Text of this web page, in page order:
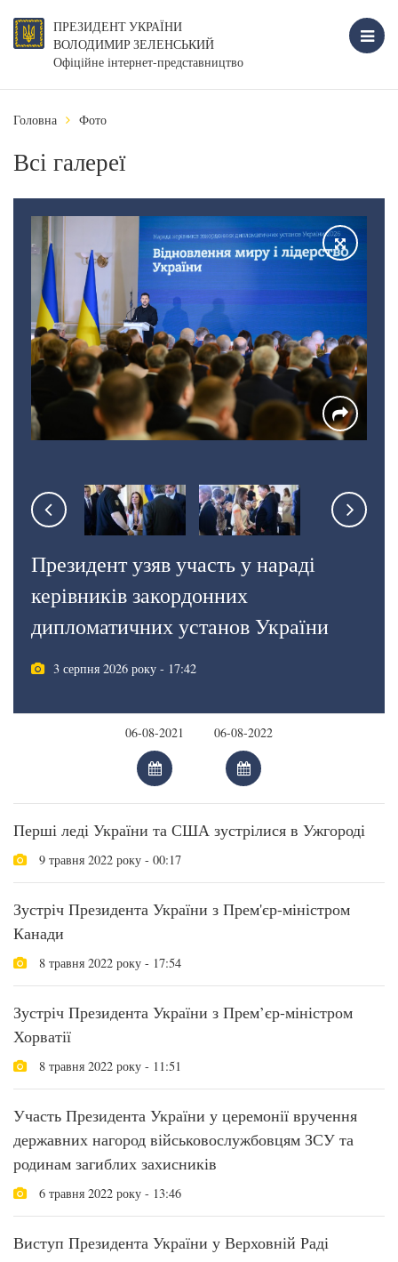
ПРЕЗИДЕНТ УКРАЇНИ
ВОЛОДИМИР ЗЕЛЕНСЬКИЙ
Офіційне інтернет-представництво
Головна Фото
Всі галереї
Президент узяв участь у нараді
керівників закордонних
дипломатичних установ України
3 серпня 2026 року - 17:42
Перші леді України та США зустрілися в Ужгороді
9 травня 2022 року - 00:17
Зустріч Президента України з Прем'єр-міністром
Канади
8 травня 2022 року - 17:54
Зустріч Президента України з Прем’єр-міністром
Хорватії
8 травня 2022 року - 11:51
Участь Президента України у церемонії вручення
державних нагород військовослужбовцям ЗСУ та
родинам загиблих захисників
6 травня 2022 року - 13:46
Виступ Президента України у Верховній Раді